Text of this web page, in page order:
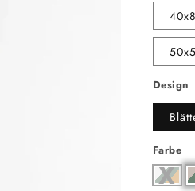
Design
Farbe